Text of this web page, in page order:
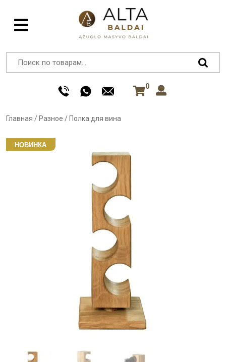
0
Главная / Разное / Полка для вина
НОВИНКА